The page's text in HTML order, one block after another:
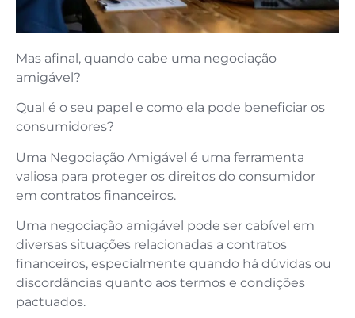
Mas afinal, quando cabe uma negociação
amigável?
Qual é o seu papel e como ela pode beneficiar os
consumidores?
Uma Negociação Amigável é uma ferramenta
valiosa para proteger os direitos do consumidor
em contratos financeiros.
Uma negociação amigável pode ser cabível em
diversas situações relacionadas a contratos
financeiros, especialmente quando há dúvidas ou
discordâncias quanto aos termos e condições
pactuados.